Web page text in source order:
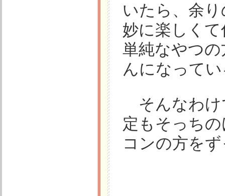
いたら、余
妙に楽しく
単純なやつ
んになって
そんなわけ
定もそっち
コンの方を